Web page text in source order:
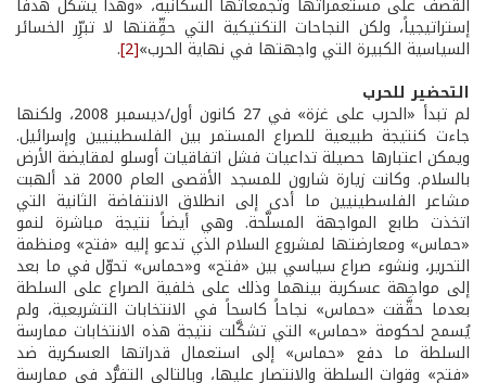
إستراتيجياً، ولكن النجاحات التكتيكية التي حقِّقتها لا تبرِّر الخسائر
السياسية الكبيرة التي واجهتها في نهاية الحرب»[2]
.
التحضير للحرب
لم تبدأ «الحرب على غزة» في 27 كانون أول/ديسمبر 2008، ولكنها
جاءت كنتيجة طبيعية للصراع المستمر بين الفلسطينيين وإسرائيل.
ويمكن اعتبارها حصيلة تداعيات فشل اتفاقيات أوسلو لمقايضة الأرض
بالسلام. وكانت زيارة شارون للمسجد الأقصى العام 2000 قد ألهبت
مشاعر الفلسطينيين ما أدى إلى انطلاق الانتفاضة الثانية التي
اتخذت طابع المواجهة المسلَّحة. وهي أيضاً نتيجة مباشرة لنمو
«حماس» ومعارضتها لمشروع السلام الذي تدعو إليه «فتح» ومنظمة
التحرير، ونشوء صراع سياسي بين «فتح» و«حماس» تحوّل في ما بعد
إلى مواجهة عسكرية بينهما وذلك على خلفية الصراع على السلطة
بعدما حقَّقت «حماس» نجاحاً كاسحاً في الانتخابات التشريعية، ولم
يُسمح لحكومة «حماس» التي تشكَّلت نتيجة هذه الانتخابات ممارسة
السلطة ما دفع «حماس» إلى استعمال قدراتها العسكرية ضد
«فتح» وقوات السلطة والانتصار عليها، وبالتالي التفرُّد في ممارسة